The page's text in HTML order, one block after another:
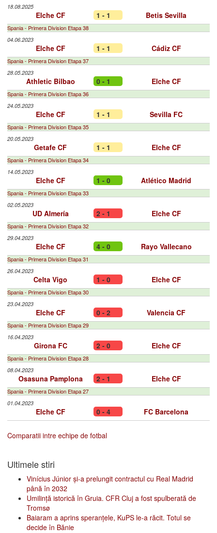
18.08.2025
Elche CF 1 - 1 Betis Sevilla
Spania - Primera Division Etapa 38
04.06.2023
Elche CF 1 - 1 Cádiz CF
Spania - Primera Division Etapa 37
28.05.2023
Athletic Bilbao 0 - 1 Elche CF
Spania - Primera Division Etapa 36
24.05.2023
Elche CF 1 - 1 Sevilla FC
Spania - Primera Division Etapa 35
20.05.2023
Getafe CF 1 - 1 Elche CF
Spania - Primera Division Etapa 34
14.05.2023
Elche CF 1 - 0 Atlético Madrid
Spania - Primera Division Etapa 33
02.05.2023
UD Almería 2 - 1 Elche CF
Spania - Primera Division Etapa 32
29.04.2023
Elche CF 4 - 0 Rayo Vallecano
Spania - Primera Division Etapa 31
26.04.2023
Celta Vigo 1 - 0 Elche CF
Spania - Primera Division Etapa 30
23.04.2023
Elche CF 0 - 2 Valencia CF
Spania - Primera Division Etapa 29
16.04.2023
Girona FC 2 - 0 Elche CF
Spania - Primera Division Etapa 28
08.04.2023
Osasuna Pamplona 2 - 1 Elche CF
Spania - Primera Division Etapa 27
01.04.2023
Elche CF 0 - 4 FC Barcelona
Comparatii intre echipe de fotbal
Ultimele stiri
Vinícius Júnior și-a prelungit contractul cu Real Madrid
până în 2032
Umilință istorică în Gruia. CFR Cluj a fost spulberată de
Tromsø
Baiaram a aprins speranțele, KuPS le-a răcit. Totul se
decide în Bănie